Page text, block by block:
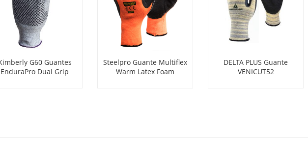
G60 Guantes
EnduraPro Dual Grip
Steelpro Guante Multiflex
Warm Latex Foam
DELTA PLUS Guante
VENICUT52